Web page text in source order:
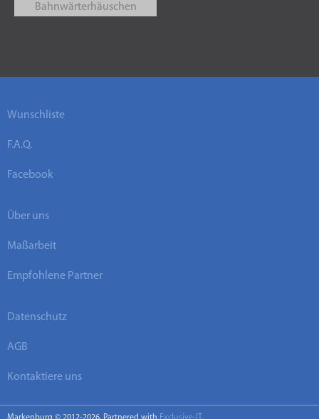
Bahnwärterhäuschen
Wunschliste
F.A.Q.
Facebook
Über uns
Maßarbeit
Empfohlene Partner
Datenschutz
AGB
Kontaktiere uns